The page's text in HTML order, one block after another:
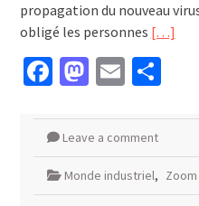
propagation du nouveau
obligé les personnes […]
Facebook
Mastodon
Email
Leave a comment
Monde industriel,